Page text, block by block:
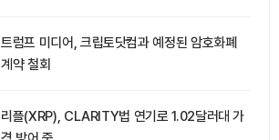
트럼프 미디어, 크립토닷컴과 예정된 암호화폐
계약 철회
리플(XRP), CLARITY법 연기로 1.02달러대 가